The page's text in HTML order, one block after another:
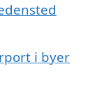
i byer